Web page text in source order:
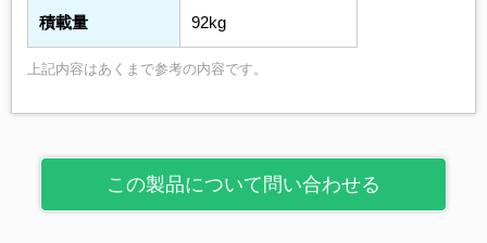
積載量 92kg
上記内容はあくまで参考の内容です。
この製品について問い合わせる